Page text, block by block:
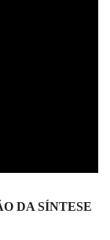
DA SÍNTESE